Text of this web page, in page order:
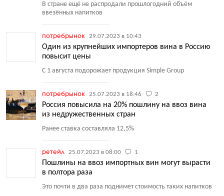
В стране ещё не распродали прошлогодний объём
ввезённых напитков
потребрынок 29.07.2023 в 10:43
Один из крупнейших импортеров вина в Россию
повысит цены
C 1 августа подорожает продукция Simple Group
потребрынок 25.07.2023 в 18:46 2
Россия повысила на 20% пошлину на ввоз вина
из недружественных стран
Ранее ставка составляла 12,5%
ретейл 25.07.2023 в 08:00 1
Пошлины на ввоз импортных вин могут вырасти
в полтора раза
Это почти в два раза поднимет стоимость таких напитков